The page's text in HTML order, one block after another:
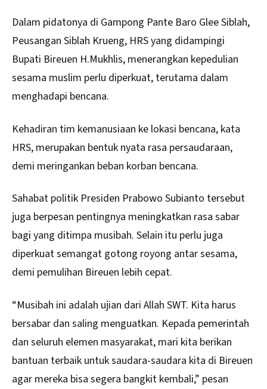
Dalam pidatonya di Gampong Pante Baro Glee Siblah,
Peusangan Siblah Krueng, HRS yang didampingi
Bupati Bireuen H.Mukhlis, menerangkan kepedulian
sesama muslim perlu diperkuat, terutama dalam
menghadapi bencana.
Kehadiran tim kemanusiaan ke lokasi bencana, kata
HRS, merupakan bentuk nyata rasa persaudaraan,
demi meringankan beban korban bencana.
Sahabat politik Presiden Prabowo Subianto tersebut
juga berpesan pentingnya meningkatkan rasa sabar
bagi yang ditimpa musibah. Selain itu perlu juga
diperkuat semangat gotong royong antar sesama,
demi pemulihan Bireuen lebih cepat.
“Musibah ini adalah ujian dari Allah SWT. Kita harus
bersabar dan saling menguatkan. Kepada pemerintah
dan seluruh elemen masyarakat, mari kita berikan
bantuan terbaik untuk saudara-saudara kita di Bireuen
agar mereka bisa segera bangkit kembali,” pesan